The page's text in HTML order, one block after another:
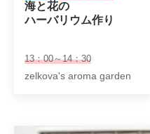
海と花の
ハーバリウム作り
13：00～14：30
zelkova's aroma garden